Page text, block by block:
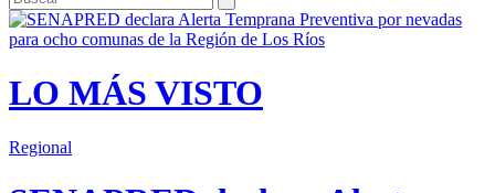
LO MÁS VISTO
Regional